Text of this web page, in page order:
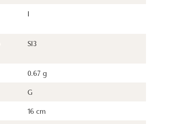
I
SI3
0.67 g
G
16 cm